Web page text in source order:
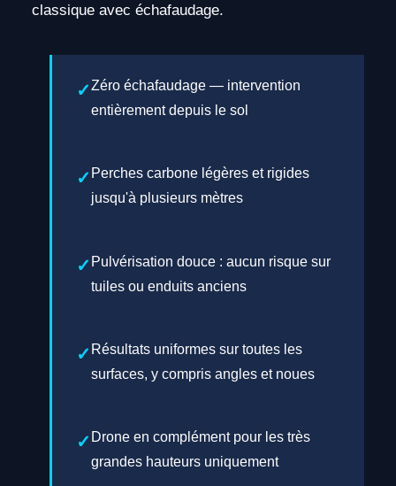
classique avec échafaudage.
Zéro échafaudage — intervention
entièrement depuis le sol
Perches carbone légères et rigides
jusqu'à plusieurs mètres
Pulvérisation douce : aucun risque sur
tuiles ou enduits anciens
Résultats uniformes sur toutes les
surfaces, y compris angles et noues
Drone en complément pour les très
grandes hauteurs uniquement